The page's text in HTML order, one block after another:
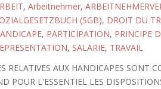
, Arbeitnehmer,
(SGB), DROIT DU
, PARTICIPATION, PRINCIPE
, SALARIE, TRAVAIL
RELATIVES AUX HANDICAPES SONT
POUR L'ESSENTIEL LES